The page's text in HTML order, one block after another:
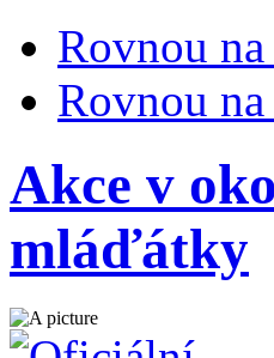
Rovnou na
Rovnou na
Akce v
mláďátky